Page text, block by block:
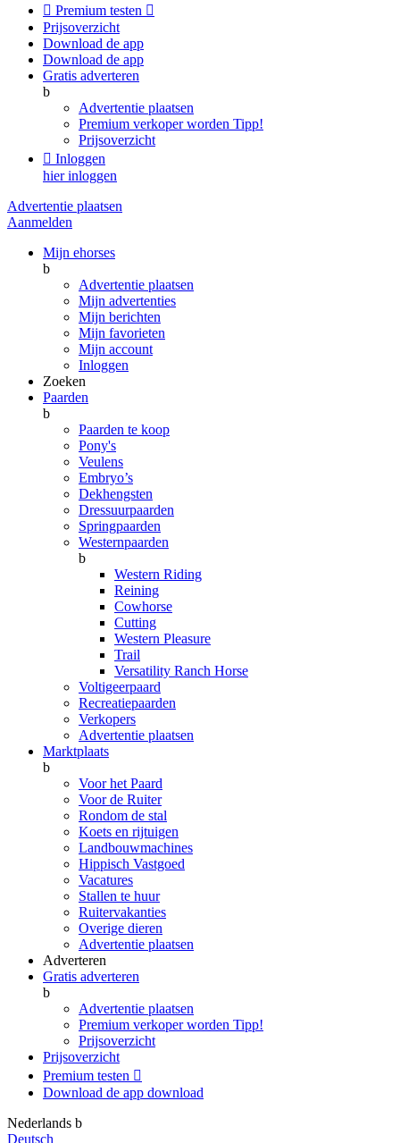
 Premium testen 
Prijsoverzicht
Download de app
Download de app
Gratis adverteren
b
Advertentie plaatsen
Premium verkoper worden Tipp!
Prijsoverzicht
 Inloggen
hier inloggen
Advertentie plaatsen
Aanmelden
Mijn ehorses
b
Advertentie plaatsen
Mijn advertenties
Mijn berichten
Mijn favorieten
Mijn account
Inloggen
Zoeken
Paarden
b
Paarden te koop
Pony's
Veulens
Embryo’s
Dekhengsten
Dressuurpaarden
Springpaarden
Westernpaarden
b
Western Riding
Reining
Cowhorse
Cutting
Western Pleasure
Trail
Versatility Ranch Horse
Voltigeerpaard
Recreatiepaarden
Verkopers
Advertentie plaatsen
Marktplaats
b
Voor het Paard
Voor de Ruiter
Rondom de stal
Koets en rijtuigen
Landbouwmachines
Hippisch Vastgoed
Vacatures
Stallen te huur
Ruitervakanties
Overige dieren
Advertentie plaatsen
Adverteren
Gratis adverteren
b
Advertentie plaatsen
Premium verkoper worden Tipp!
Prijsoverzicht
Prijsoverzicht
Premium testen 
Download de app download
Nederlands b
Deutsch